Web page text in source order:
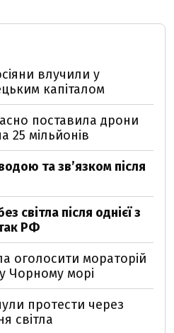
влучили у
капіталом
поставила дрони
25 мільйонів
та звʼязком після
світла після однієї з
РФ
оголосити мораторій
Чорному морі
протести через
світла